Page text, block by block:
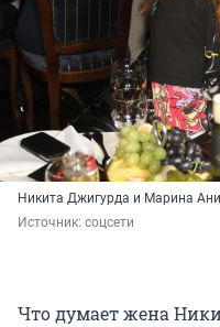
Никита Джигурда и Марина
Источник: соцсети
Что думает жена